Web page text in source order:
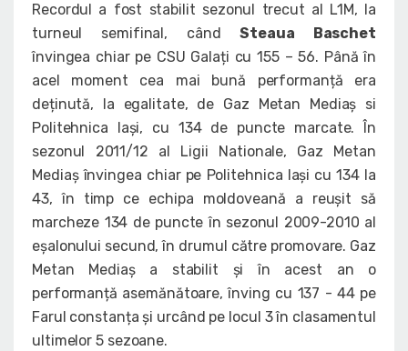
Recordul a fost stabilit sezonul trecut al L1M, la
turneul semifinal, cândSteaua Baschet
învingea chiar pe CSU Galați cu 155 – 56. Până în
acel moment cea mai bună performanță era
deținută, la egalitate, de Gaz Metan Mediaș si
Politehnica Iași, cu 134 de puncte marcate. În
sezonul 2011/12 al Ligii Nationale, Gaz Metan
Mediaș învingea chiar pe Politehnica Iași cu 134 la
43, în timp ce echipa moldoveană a reușit să
marcheze 134 de puncte în sezonul 2009-2010 al
eșalonului secund, în drumul către promovare. Gaz
Metan Mediaș a stabilit și în acest an o
performanță asemănătoare, înving cu 137 - 44 pe
Farul constanța și urcând pe locul 3 în clasamentul
ultimelor 5 sezoane.